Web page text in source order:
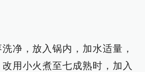
净，放入锅内，加水适量，
用小火煮至七成熟时，加入